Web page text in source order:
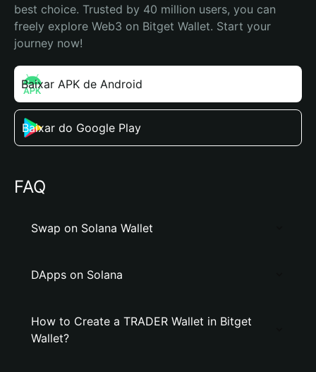
best choice. Trusted by 40 million users, you can
freely explore Web3 on Bitget Wallet. Start your
journey now!
Baixar APK de Android
Baixar do Google Play
FAQ
Swap on Solana Wallet
DApps on Solana
How to Create a TRADER Wallet in Bitget
Wallet?